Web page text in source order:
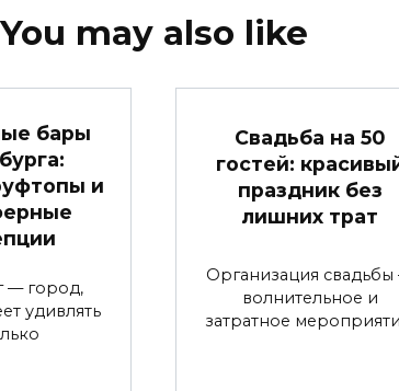
You may also like
бары
и
— город,
удивлять
Свадьба на 50
гостей:
праздник без
лишних трат
Организация
волнительное и
затратное